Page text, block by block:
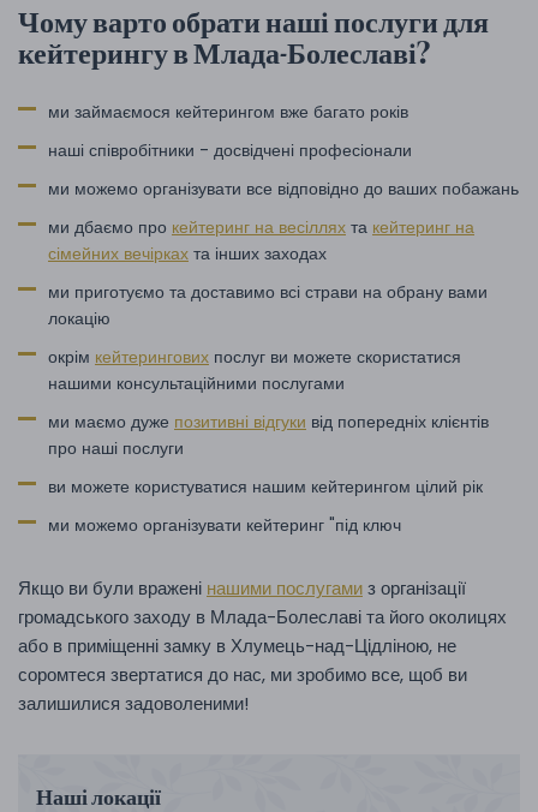
Чому варто обрати наші послуги для
кейтерингу в Млада-Болеславі?
ми займаємося кейтерингом вже багато років
наші співробітники - досвідчені професіонали
ми можемо організувати все відповідно до ваших побажань
ми дбаємо про кейтеринг на весіллях та кейтеринг на
сімейних вечірках та інших заходах
ми приготуємо та доставимо всі страви на обрану вами
локацію
окрім кейтерингових послуг ви можете скористатися
нашими консультаційними послугами
ми маємо дуже позитивні відгуки від попередніх клієнтів
про наші послуги
ви можете користуватися нашим кейтерингом цілий рік
ми можемо організувати кейтеринг "під ключ
Якщо ви були вражені нашими послугамиз організації
громадського заходу в Млада-Болеславі та його околицях
або в приміщенні замку в Хлумець-над-Цідліною, не
соромтеся звертатися до нас, ми зробимо все, щоб ви
залишилися задоволеними!
Наші локації